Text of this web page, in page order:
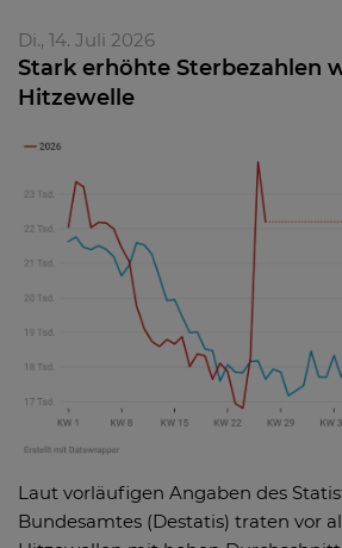
Di., 14. Juli 2026
Stark erhöhte Sterbezahlen
Hitzewelle
Laut vorläufigen Angaben des
Bundesamtes (Destatis) traten vor